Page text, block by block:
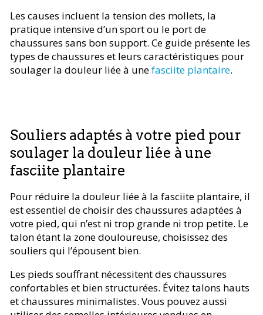
Les causes incluent la tension des mollets, la
pratique intensive d’un sport ou le port de
chaussures sans bon support. Ce guide présente les
types de chaussures et leurs caractéristiques pour
soulager la douleur liée à unefasciite plantaire.
Souliers adaptés à votre pied pour
soulager la douleur liée à une
fasciite plantaire
Pour réduire la douleur liée à la fasciite plantaire, il
est essentiel de choisir des chaussures adaptées à
votre pied, qui n’est ni trop grande ni trop petite. Le
talon étant la zone douloureuse, choisissez des
souliers qui l’épousent bien.
Les pieds souffrant nécessitent des chaussures
confortables et bien structurées. Évitez talons hauts
et chaussures minimalistes. Vous pouvez aussi